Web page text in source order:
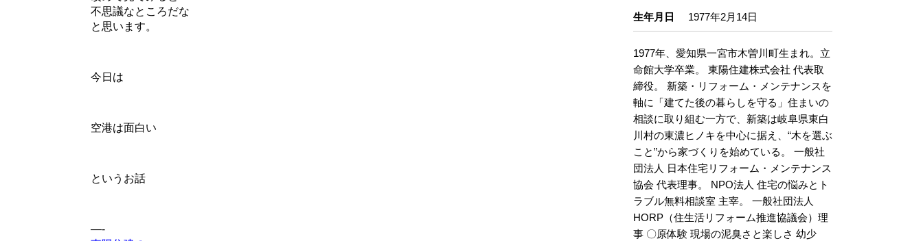
不思議なところだな
と思います。
今日は
空港は面白い
というお話
—-
生年月日 1977年2月14日
1977年、愛知県一宮市木曽川町生まれ。立
命館大学卒業。 東陽住建株式会社 代表取
締役。 新築・リフォーム・メンテナンスを
軸に「建てた後の暮らしを守る」住まいの
相談に取り組む一方で、新築は岐阜県東白
川村の東濃ヒノキを中心に据え、“木を選ぶ
こと”から家づくりを始めている。 一般社
団法人 日本住宅リフォーム・メンテナンス
協会 代表理事。 NPO法人 住宅の悩みとト
ラブル無料相談室 主宰。 一般社団法人
HORP（住生活リフォーム推進協議会）理
事 〇原体験 現場の泥臭さと楽しさ 幼少